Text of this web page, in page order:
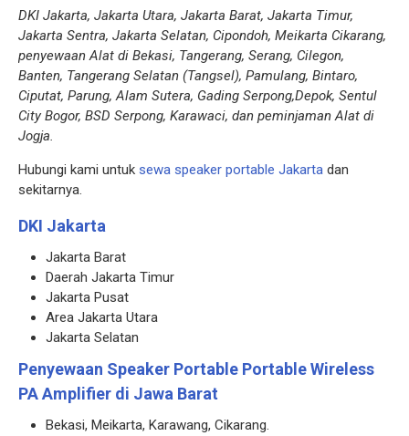
DKI Jakarta, Jakarta Utara, Jakarta Barat, Jakarta Timur,
Jakarta Sentra, Jakarta Selatan, Cipondoh, Meikarta Cikarang,
penyewaan Alat di Bekasi, Tangerang, Serang, Cilegon,
Banten, Tangerang Selatan (Tangsel), Pamulang, Bintaro,
Ciputat, Parung, Alam Sutera, Gading Serpong,Depok, Sentul
City Bogor, BSD Serpong, Karawaci, dan peminjaman Alat di
Jogja.
Hubungi kami untuk sewa speaker portable Jakarta dan
sekitarnya.
DKI Jakarta
Jakarta Barat
Daerah Jakarta Timur
Jakarta Pusat
Area Jakarta Utara
Jakarta Selatan
Penyewaan Speaker Portable Portable Wireless
PA Amplifier di Jawa Barat
Bekasi, Meikarta, Karawang, Cikarang.